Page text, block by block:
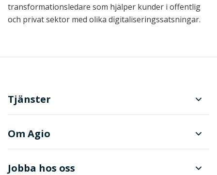
transformationsledare som hjälper kunder i offentlig
och privat sektor med olika digitaliseringssatsningar.
Tjänster
Planering och produktionsstyrning
Om Agio
Finanser
Jobba hos oss